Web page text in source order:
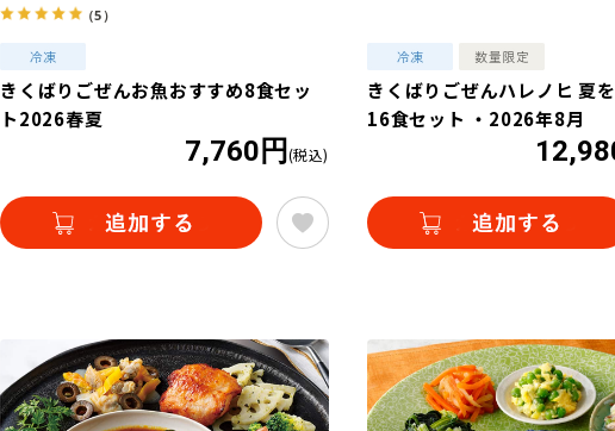
（5）
きくばりごぜんお魚おすすめ8食セッ
ト2026春夏
7,760円 (税込)
きくばりごぜんハレノヒ 夏
16食セット ・2026年8月